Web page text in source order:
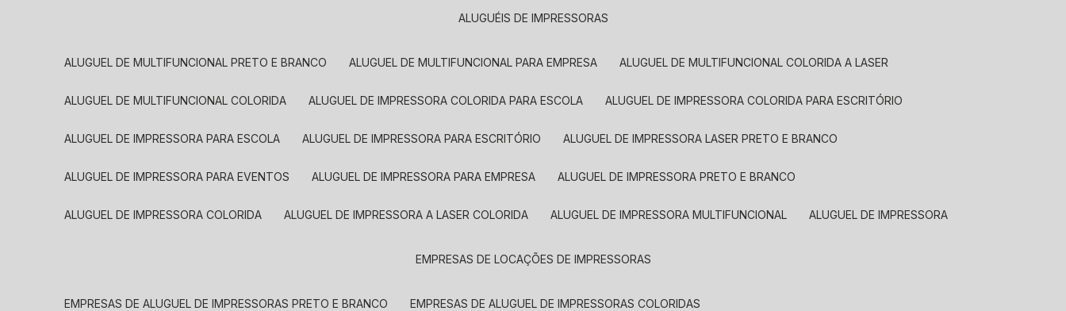
ALUGUÉIS DE IMPRESSORAS
ALUGUEL DE MULTIFUNCIONAL PRETO E BRANCO ALUGUEL DE MULTIFUNCIONAL PARA EMPRESA ALUGUEL DE MULTIFUNCIONAL COLORIDA A LASER
ALUGUEL DE MULTIFUNCIONAL COLORIDA ALUGUEL DE IMPRESSORA COLORIDA PARA ESCOLA ALUGUEL DE IMPRESSORA COLORIDA PARA ESCRITÓRIO
ALUGUEL DE IMPRESSORA PARA ESCOLA ALUGUEL DE IMPRESSORA PARA ESCRITÓRIO ALUGUEL DE IMPRESSORA LASER PRETO E BRANCO
ALUGUEL DE IMPRESSORA PARA EVENTOS ALUGUEL DE IMPRESSORA PARA EMPRESA ALUGUEL DE IMPRESSORA PRETO E BRANCO
ALUGUEL DE IMPRESSORA COLORIDA ALUGUEL DE IMPRESSORA A LASER COLORIDA ALUGUEL DE IMPRESSORA MULTIFUNCIONAL ALUGUEL DE IMPRESSORA
EMPRESAS DE LOCAÇÕES DE IMPRESSORAS
EMPRESAS DE ALUGUEL DE IMPRESSORAS PRETO E BRANCO EMPRESAS DE ALUGUEL DE IMPRESSORAS COLORIDAS